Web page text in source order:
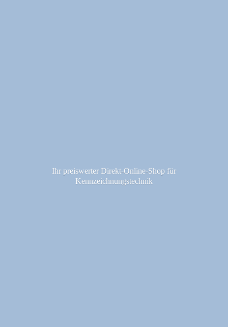
Ihr preiswerter Direkt-Online-Shop für
Kennzeichnungstechnik